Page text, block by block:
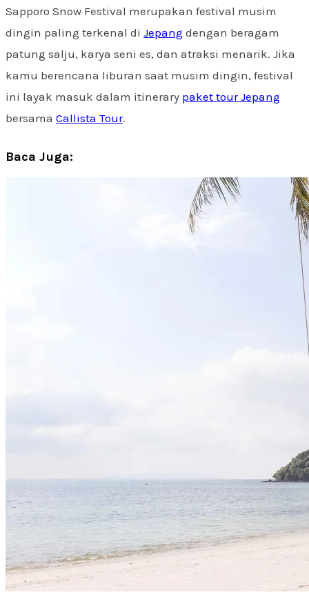
Sapporo Snow Festival merupakan festival musim
dingin paling terkenal di Jepang dengan beragam
patung salju, karya seni es, dan atraksi menarik. Jika
kamu berencana liburan saat musim dingin, festival
ini layak masuk dalam itinerary paket tour Jepang
bersama Callista Tour.
Baca Juga: